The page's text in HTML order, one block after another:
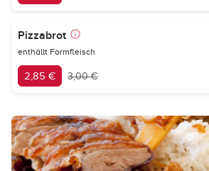
Pizzabrot
enthällt Formfleisch
2,85 € 3,00 €